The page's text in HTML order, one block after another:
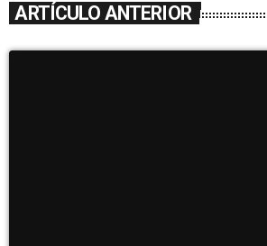
ARTÍCULO ANTERIOR